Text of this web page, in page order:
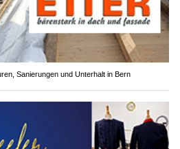
Sanierungen und Unterhalt in Bern